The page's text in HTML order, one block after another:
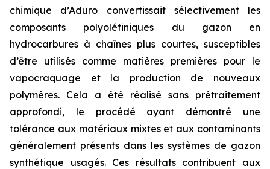
chimique d’Aduro convertissait sélectivement les
composants polyoléfiniques du gazon en
hydrocarbures à chaînes plus courtes, susceptibles
d’être utilisés comme matières premières pour le
vapocraquage et la production de nouveaux
polymères. Cela a été réalisé sans prétraitement
approfondi, le procédé ayant démontré une
tolérance aux matériaux mixtes et aux contaminants
généralement présents dans les systèmes de gazon
synthétique usagés. Ces résultats contribuent aux